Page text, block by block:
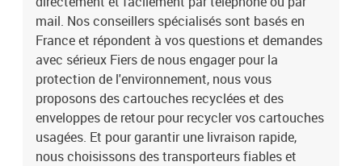
mail. Nos conseillers spécialisés sont basés en
France et répondent à vos questions et demandes
avec sérieux Fiers de nous engager pour la
protection de l'environnement, nous vous
proposons des cartouches recyclées et des
enveloppes de retour pour recycler vos cartouches
usagées. Et pour garantir une livraison rapide,
nous choisissons des transporteurs fiables et